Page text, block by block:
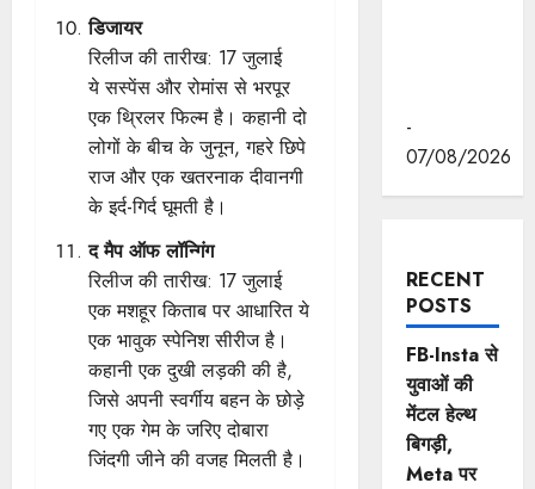
डिजायर
रिलीज की तारीख: 17 जुलाई
ये सस्पेंस और रोमांस से भरपूर
एक थ्रिलर फिल्म है। कहानी दो
लोगों के बीच के जुनून, गहरे छिपे
राज और एक खतरनाक दीवानगी
के इर्द-गिर्द घूमती है।
द मैप ऑफ लॉन्गिंग
रिलीज की तारीख: 17 जुलाई
एक मशहूर किताब पर आधारित ये
एक भावुक स्पेनिश सीरीज है।
कहानी एक दुखी लड़की की है,
जिसे अपनी स्वर्गीय बहन के छोड़े
गए एक गेम के जरिए दोबारा
जिंदगी जीने की वजह मिलती है।
-
07/08/2026
RECENT
POSTS
FB-Insta से
युवाओं की
मेंटल हेल्थ
बिगड़ी,
Meta पर